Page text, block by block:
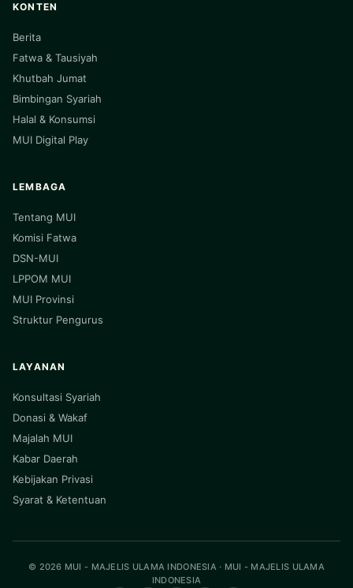
KONTEN
Berita
Fatwa & Tausiyah
Khutbah Jumat
Bimbingan Syariah
Halal & Konsumsi
MUI Digital Play
LEMBAGA
Tentang MUI
Komisi Fatwa
DSN-MUI
LPPOM MUI
MUI Provinsi
Struktur Pengurus
LAYANAN
Konsultasi Syariah
Donasi & Wakaf
Majalah MUI
Kabar Daerah
Kebijakan Privasi
Syarat & Ketentuan
© 2026 MUI - MAJELIS ULAMA INDONESIA · MUI - MAJELIS ULAMA
INDONESIA